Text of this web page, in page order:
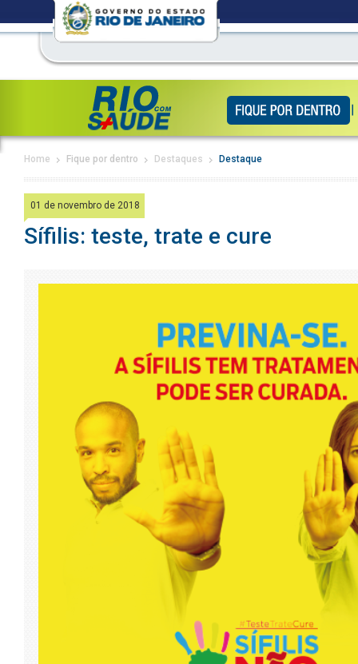
Home Fique por dentro Destaques Destaque
01 de novembro de 2018
Sífilis: teste, trate e cure